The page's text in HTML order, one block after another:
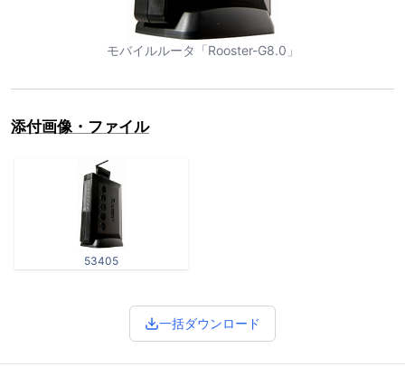
モバイルルータ「Rooster-G8.0」
添付画像・ファイル
53405
一括ダウンロード